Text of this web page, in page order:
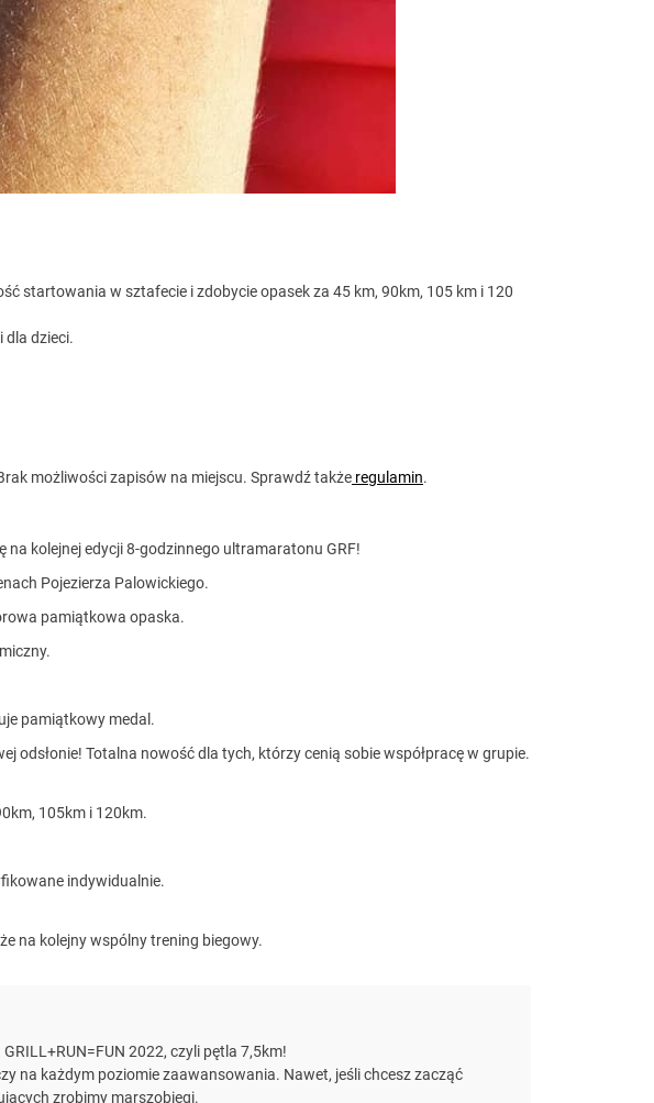
startowania w sztafecie i zdobycie opasek za 45 km, 90km, 105 km i 120
dla dzieci.
możliwości zapisów na miejscu. Sprawdź takżeregulamin.
na kolejnej edycji 8-godzinnego ultramaratonu GRF!
Pojezierza Palowickiego.
pamiątkowa opaska.
pamiątkowy medal.
odsłonie! Totalna nowość dla tych, którzy cenią sobie współpracę w grupie.
105km i 120km.
indywidualnie.
na kolejny wspólny trening biegowy.
2022, czyli pętla 7,5km!
na każdym poziomie zaawansowania. Nawet, jeśli chcesz zacząć
zrobimy marszobiegi.